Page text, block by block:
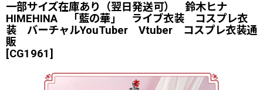
一部サイズ在庫あり（翌日発送可） 鈴木ヒナ
HIMEHINA 「藍の華」 ライブ衣装 コスプレ衣
装 バーチャルYouTuber Vtuber コスプレ衣装通
販
[CG1961]